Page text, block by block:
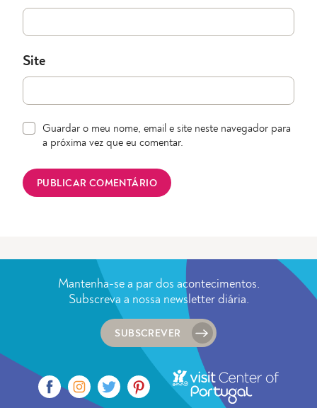
Site
Guardar o meu nome, email e site neste navegador para
a próxima vez que eu comentar.
Mantenha-se a par dos acontecimentos.
Subscreva a nossa newsletter diária.
SUBSCREVER